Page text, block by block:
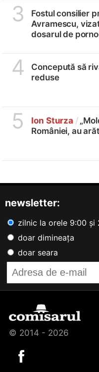
3
Fostul consilier
Avramescu,
dosarul de
4
Concepută să
reduse
5 Ion Sturza /
României, au
newsletter:
zilnic la orele 9:00 și
doar dimineața
doar seara
© 2014 - 2026